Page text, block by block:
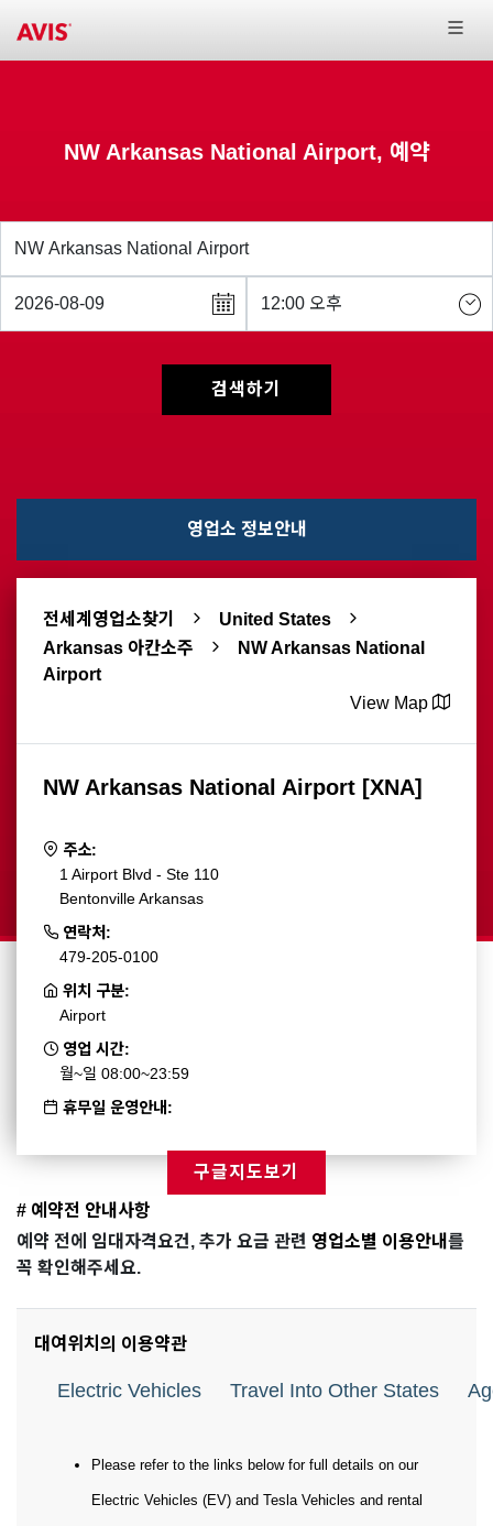
NW Arkansas National Airport, 예약
검색하기
영업소 정보안내
전세계영업소찾기
United States
Arkansas 아칸소주
NW Arkansas National
Airport
View Map
NW Arkansas National Airport [XNA]
주소:
1 Airport Blvd - Ste 110
Bentonville Arkansas
연락처:
479-205-0100
위치 구분:
Airport
영업 시간:
월~일 08:00~23:59
휴무일 운영안내:
구글지도보기
# 예약전 안내사항
예약 전에 임대자격요건, 추가 요금 관련 영업소별 이용안내 를
꼭 확인해주세요.
대여위치의 이용약관
Electric Vehicles Travel Into Other States
Please refer to the links below for full details on our
Electric Vehicles (EV) and Tesla Vehicles and rental